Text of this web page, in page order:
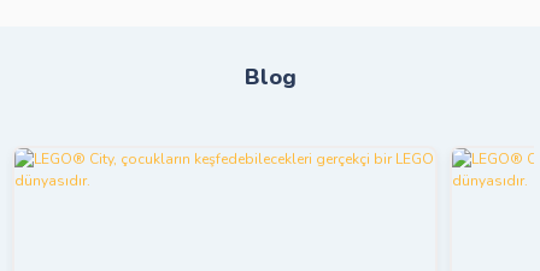
Blog